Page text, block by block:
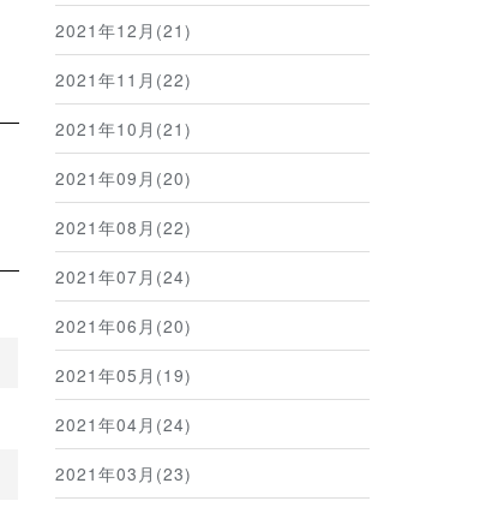
2021年12月(21)
2021年11月(22)
2021年10月(21)
2021年09月(20)
2021年08月(22)
2021年07月(24)
2021年06月(20)
2021年05月(19)
2021年04月(24)
2021年03月(23)